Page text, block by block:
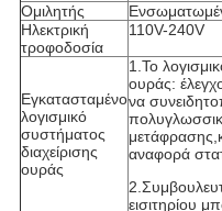
Ομιλητής
Ηλεκτρική
τροφοδοσία
110V-240V
Εγκατασταμένο
λογισμικό
συστήματος
διαχείρισης
ουράς
1.Το
ουράς:
να
αναφορά
εισιτηρίου